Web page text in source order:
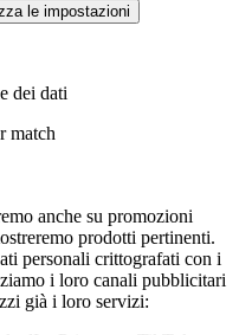
le impostazioni
dei dati
match
anche su promozioni
prodotti pertinenti.
personali crittografati con i
i loro canali pubblicitari
già i loro servizi: